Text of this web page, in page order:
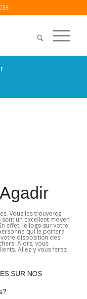
Vous les trouverez
un excellent moyen
effet, le logo sur votre
qui le portera
votre disposition des
Alors, vous
Allez-y vous ferez
SUR NOS